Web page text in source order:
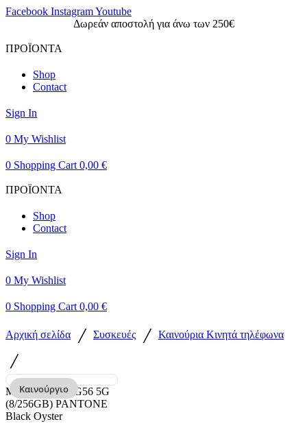
Facebook InstagramYoutube
Δωρεάν αποστολή για άνω των 250€
ΠΡΟΪΟΝΤΑ
Shop
Contact
Sign In
0 My Wishlist
0 Shopping Cart 0,00 €
ΠΡΟΪΟΝΤΑ
Shop
Contact
Sign In
0 My Wishlist
0 Shopping Cart 0,00 €
Αρχική σελίδα / Συσκευές / Καινούρια Κινητά τηλέφωνα
/
Καινούργιο
Motorola Moto G56 5G
(8/256GB) PANTONE
Black Oyster